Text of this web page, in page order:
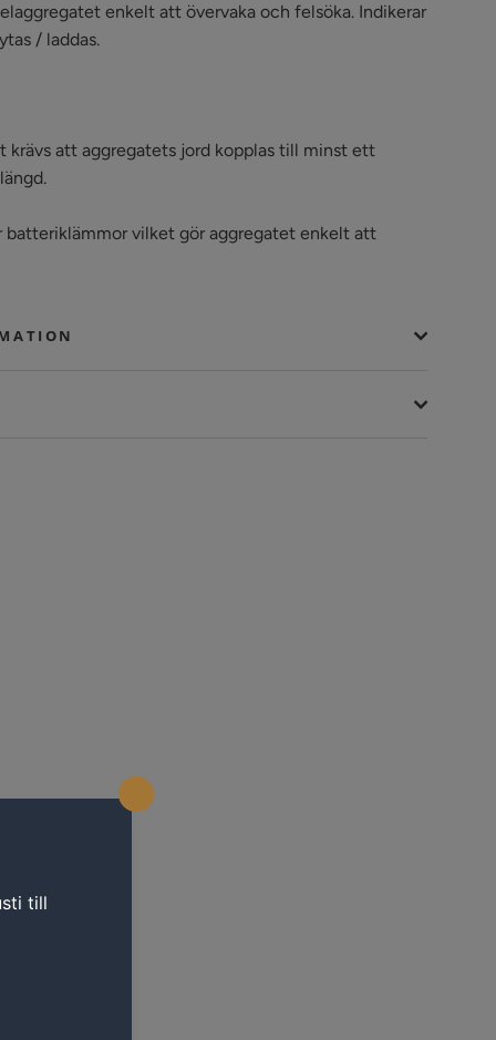
enkelt att övervaka och felsöka. Indikerar
/ laddas.
krävs att aggregatets jord kopplas till minst ett
batteriklämmor vilket gör aggregatet enkelt att